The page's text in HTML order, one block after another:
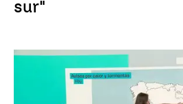
sur"